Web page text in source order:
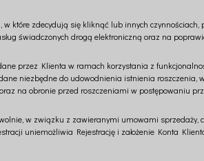
zdecydują się kliknąć lub innych
świadczonych drogą elektroniczną oraz na
przez Klienta w ramach korzystania z
niezbędne do udowodnienia istnienia roszczenia,
na obronie przed roszczeniami w postępowaniu
w związku z zawieranymi umowami
uniemożliwia Rejestrację i założenie Konta